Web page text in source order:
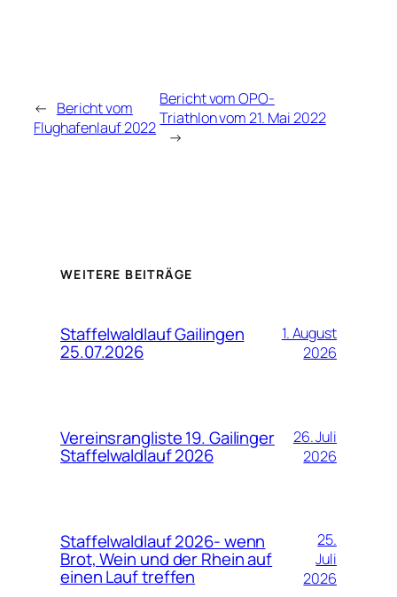
← Bericht vom
Flughafenlauf 2022
Bericht vom OPO-
Triathlon vom 21. Mai 2022
→
WEITERE BEITRÄGE
Staffelwaldlauf Gailingen
25.07.2026
1. August
2026
Vereinsrangliste 19. Gailinger
Staffelwaldlauf 2026
26. Juli
2026
Staffelwaldlauf 2026- wenn
Brot, Wein und der Rhein auf
einen Lauf treffen
25.
Juli
2026